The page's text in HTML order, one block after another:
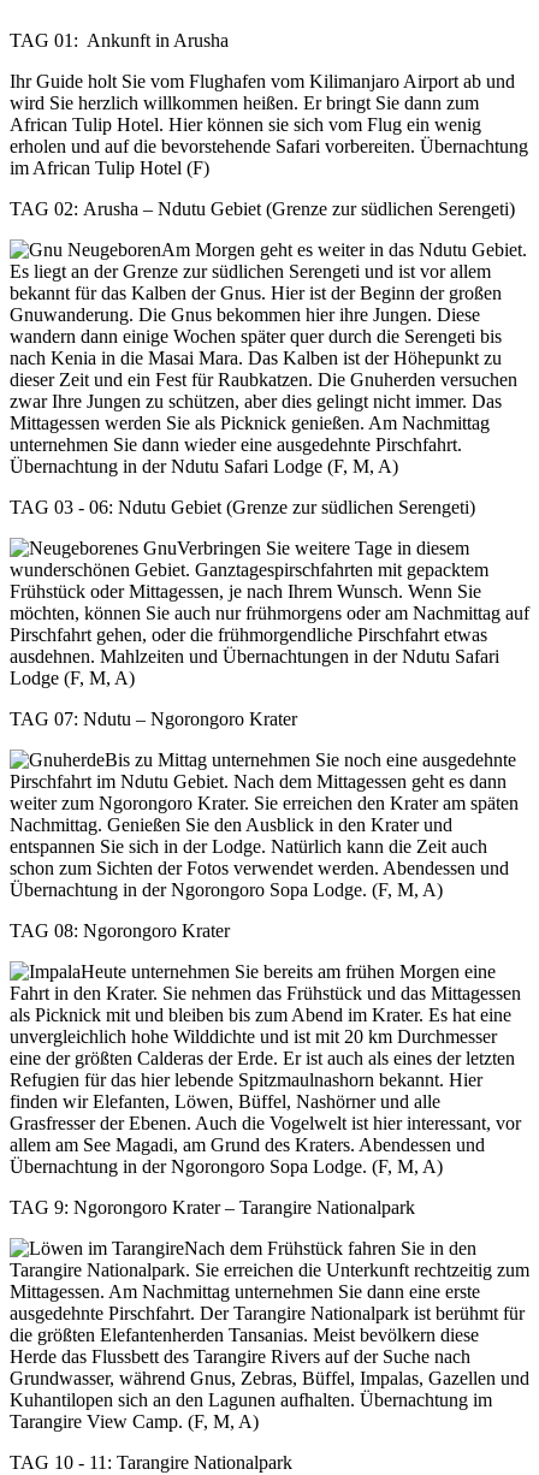
TAG 01: Ankunft in Arusha
Ihr Guide holt Sie vom Flughafen vom Kilimanjaro Airport ab und
wird Sie herzlich willkommen heißen. Er bringt Sie dann zum
African Tulip Hotel. Hier können sie sich vom Flug ein wenig
erholen und auf die bevorstehende Safari vorbereiten. Übernachtung
im African Tulip Hotel (F)
TAG 02: Arusha – Ndutu Gebiet (Grenze zur südlichen Serengeti)
Am Morgen geht es weiter in das Ndutu Gebiet.
Es liegt an der Grenze zur südlichen Serengeti und ist vor allem
bekannt für das Kalben der Gnus. Hier ist der Beginn der großen
Gnuwanderung. Die Gnus bekommen hier ihre Jungen. Diese
wandern dann einige Wochen später quer durch die Serengeti bis
nach Kenia in die Masai Mara. Das Kalben ist der Höhepunkt zu
dieser Zeit und ein Fest für Raubkatzen. Die Gnuherden versuchen
zwar Ihre Jungen zu schützen, aber dies gelingt nicht immer. Das
Mittagessen werden Sie als Picknick genießen. Am Nachmittag
unternehmen Sie dann wieder eine ausgedehnte Pirschfahrt.
Übernachtung in der Ndutu Safari Lodge (F, M, A)
TAG 03 - 06: Ndutu Gebiet (Grenze zur südlichen Serengeti)
Verbringen Sie weitere Tage in diesem
wunderschönen Gebiet. Ganztagespirschfahrten mit gepacktem
Frühstück oder Mittagessen, je nach Ihrem Wunsch. Wenn Sie
möchten, können Sie auch nur frühmorgens oder am Nachmittag auf
Pirschfahrt gehen, oder die frühmorgendliche Pirschfahrt etwas
ausdehnen. Mahlzeiten und Übernachtungen in der Ndutu Safari
Lodge (F, M, A)
TAG 07: Ndutu – Ngorongoro Krater
Bis zu Mittag unternehmen Sie noch eine ausgedehnte
Pirschfahrt im Ndutu Gebiet. Nach dem Mittagessen geht es dann
weiter zum Ngorongoro Krater. Sie erreichen den Krater am späten
Nachmittag. Genießen Sie den Ausblick in den Krater und
entspannen Sie sich in der Lodge. Natürlich kann die Zeit auch
schon zum Sichten der Fotos verwendet werden. Abendessen und
Übernachtung in der Ngorongoro Sopa Lodge. (F, M, A)
TAG 08: Ngorongoro Krater
Heute unternehmen Sie bereits am frühen Morgen eine
Fahrt in den Krater. Sie nehmen das Frühstück und das Mittagessen
als Picknick mit und bleiben bis zum Abend im Krater. Es hat eine
unvergleichlich hohe Wilddichte und ist mit 20 km Durchmesser
eine der größten Calderas der Erde. Er ist auch als eines der letzten
Refugien für das hier lebende Spitzmaulnashorn bekannt. Hier
finden wir Elefanten, Löwen, Büffel, Nashörner und alle
Grasfresser der Ebenen. Auch die Vogelwelt ist hier interessant, vor
allem am See Magadi, am Grund des Kraters. Abendessen und
Übernachtung in der Ngorongoro Sopa Lodge. (F, M, A)
TAG 9: Ngorongoro Krater – Tarangire Nationalpark
Nach dem Frühstück fahren Sie in den
Tarangire Nationalpark. Sie erreichen die Unterkunft rechtzeitig zum
Mittagessen. Am Nachmittag unternehmen Sie dann eine erste
ausgedehnte Pirschfahrt. Der Tarangire Nationalpark ist berühmt für
die größten Elefantenherden Tansanias. Meist bevölkern diese
Herde das Flussbett des Tarangire Rivers auf der Suche nach
Grundwasser, während Gnus, Zebras, Büffel, Impalas, Gazellen und
Kuhantilopen sich an den Lagunen aufhalten. Übernachtung im
Tarangire View Camp. (F, M, A)
TAG 10 - 11: Tarangire Nationalpark